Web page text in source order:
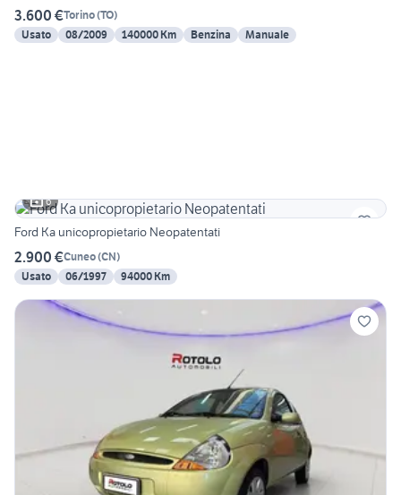
3.600 €Torino(TO)
Usato
08/2009 140000 Km Benzina Manuale
6
Ford Ka unicopropietario Neopatentati
2.900 €Cuneo(CN)
Usato
06/1997 94000 Km